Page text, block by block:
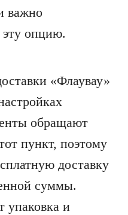
важно
эту опцию.
«Флаувау»
обращают
пункт, поэтому
доставку
суммы.
упаковка и